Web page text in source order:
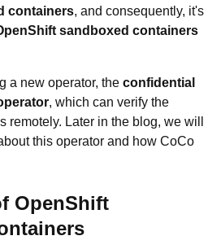
containers, and consequently, it's
sandboxed containers
a new operator, the confidential
, which can verify the
remotely. Later in the blog, we will
this operator and how CoCo
OpenShift